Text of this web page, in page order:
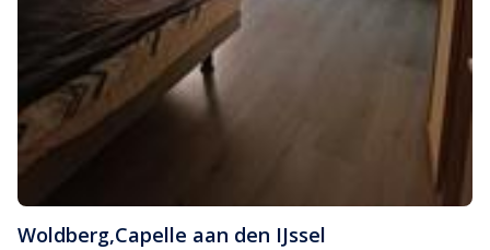
Woldberg,Capelle aan den IJssel